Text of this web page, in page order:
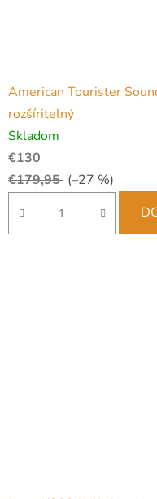
American Tourister
rozšíriteľný
Skladom
€130
€179,95 (–27 %)